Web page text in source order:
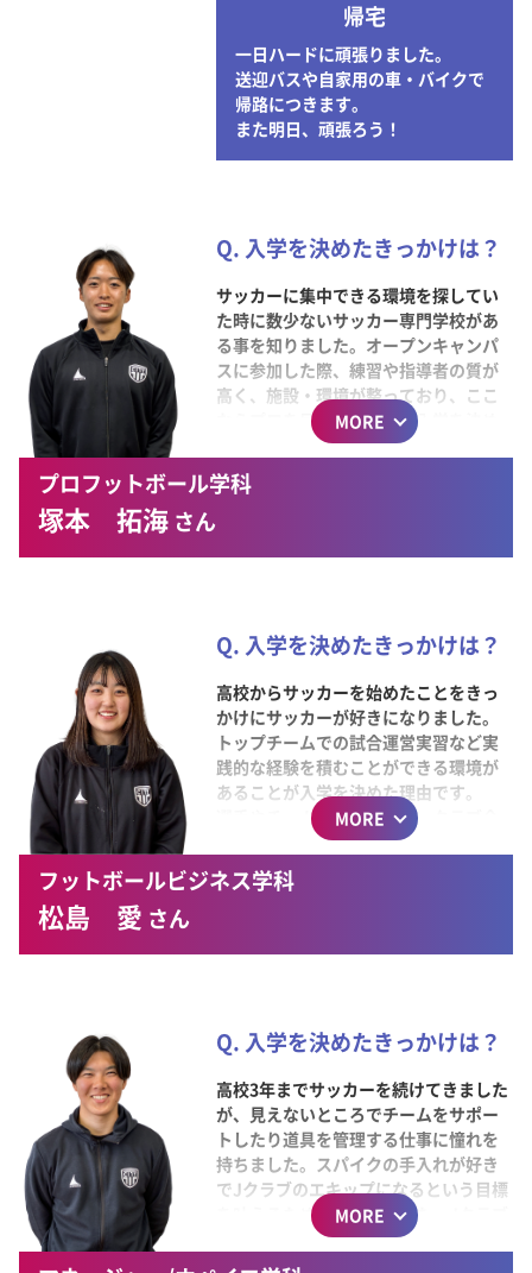
帰宅
一日ハードに頑張りました。
送迎バスや自家用の車・バイクで
帰路につきます。
また明日、頑張ろう！
Q. 入学を決めたきっかけは？
サッカーに集中できる環境を探してい
た時に数少ないサッカー専門学校があ
る事を知りました。オープンキャンパ
スに参加した際、練習や指導者の質が
高く、施設・環境が整っており、ここ
ならプロを目指せると思い入学を決め
毎日、サッカーに向き合える環境があ
り充実しています。
Q. 1日の生活の中で気を付け
身体のケアや食事、睡眠を心がけてい
ます。
Q. 1日の中で一番好きな時間
は何をしている時ですか？
サッカーをプレーしている時。
MORE
プロフットボール学科
塚本 拓海 さん
Q. 入学を決めたきっかけは？
高校からサッカーを始めたことをきっ
かけにサッカーが好きになりました。
トップチームでの試合運営実習など実
践的な経験を積むことができる環境が
あることが入学を決めた理由です。
選手やチームを支えながら、クラブ全
体に貢献できるスタッフとして活躍す
ることが将来の目標です
達とのコミュニケーションを大切にし
ています。
Q. 1日の中で一番好きな時間
は何をしている時ですか？
日々、サッカー運営やコミュニケーシ
ョンスキルについて学び、自己成長を
感じた時。
MORE
フットボールビジネス学科
松島 愛 さん
Q. 入学を決めたきっかけは？
高校3年までサッカーを続けてきました
が、見えないところでチームをサポー
トしたり道具を管理する仕事に憧れを
持ちました。スパイクの手入れが好き
でJクラブのエキップになるという目標
を叶えるための入学しました。Jクラブ
の現場で実習を経験できて、毎日が充
実しています。
MORE